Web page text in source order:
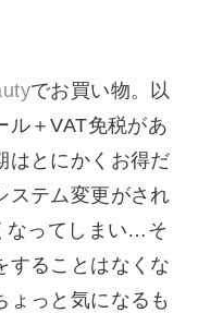
でお買い物。以
ル＋VAT免税があ
はとにかくお得だ
ステム変更がされ
なってしまい…そ
することはなくな
ょっと気になるも